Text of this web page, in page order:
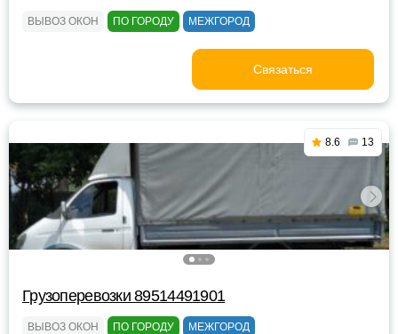
ВЫВОЗ ОКОН ПО ГОРОДУ МЕЖГОРОД
Связаться
8.6 13
Грузоперевозки 89514491901
ВЫВОЗ ОКОН ПО ГОРОДУ МЕЖГОРОД